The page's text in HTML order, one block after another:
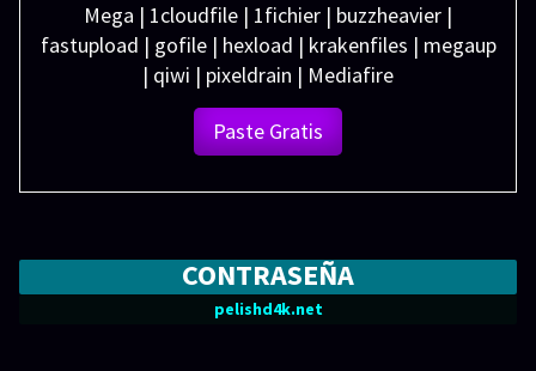
Mega | 1cloudfile | 1fichier | buzzheavier |
fastupload | gofile | hexload | krakenfiles | megaup
| qiwi | pixeldrain | Mediafire
Paste Gratis
CONTRASEÑA
pelishd4k.net